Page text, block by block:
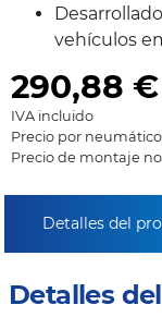
vehículos
290,88 €
IVA incluido
Precio por neumático
Precio de montaje
Detalles del
Detalles